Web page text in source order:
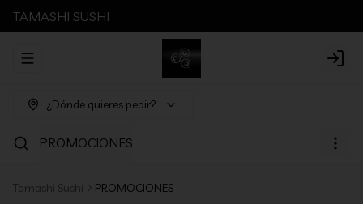
TAMASHI SUSHI
Abrir menu de navegación Login
¿Dónde quieres pedir?
PROMOCIONES
Tamashi Sushi PROMOCIONES